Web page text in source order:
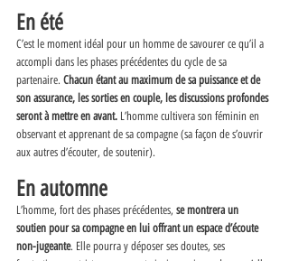
En été
C’est le moment idéal pour un homme de savourer ce qu’il a
accompli dans les phases précédentes du cycle de sa
partenaire. Chacun étant au maximum de sa puissance et de
son assurance, les sorties en couple, les discussions profondes
seront à mettre en avant. L’homme cultivera son féminin en
observant et apprenant de sa compagne (sa façon de s’ouvrir
aux autres d’écouter, de soutenir).
En automne
L’homme, fort des phases précédentes, se montrera un
soutien pour sa compagne en lui offrant un espace d’écoute
non-jugeante. Elle pourra y déposer ses doutes, ses